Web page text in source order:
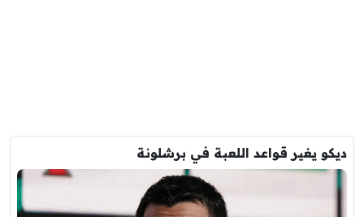
ديكو يغير قواعد اللعبة في برشلونة